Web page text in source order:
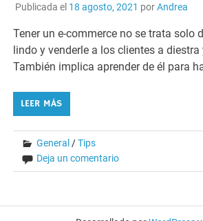
Publicada el 18 agosto, 2021 porAndrea
Tener un e-commerce no se trata solo
lindo y venderle a los clientes a diestra
También implica aprender de él para
LEER MÁS
General /Tips
Deja un comentario